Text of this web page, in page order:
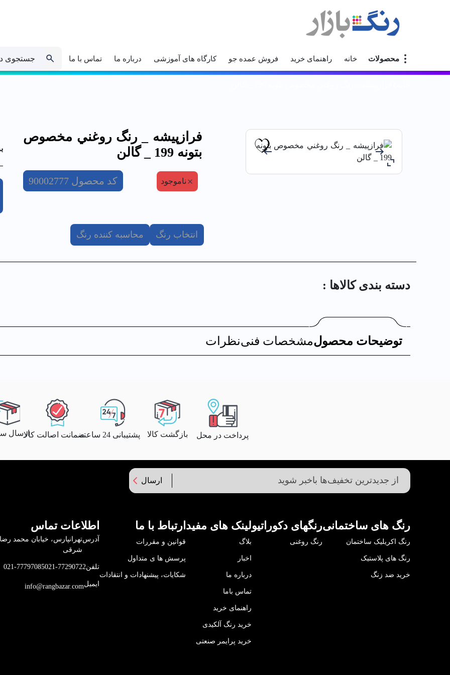
محصولات خانه راهنمای خرید فروش عمده جو کارگاه های آموزشی درباره ما تماس با ما جستجوی
فرازپيشه _ رنگ روغني مخصوص
بتونه 199 _ گالن
ناموجود کد محصول 90002777
انتخاب رنگ محاسبه کننده رنگ
دسته بندی کالا‌ها :
توضیحات محصولمشخصات فنینظرات
پرداخت در محل بازگشت کالا پشتیبانی 24 ساعته ضمانت اصالت کالاارسال
ارسال
رنگ های ساختمانی
رنگ اکریلیک ساختمان
رنگ های پلاستیک
خرید ضد زنگ
رنگهای دکوراتیو
رنگ روغنی
لینک های مفید
بلاگ
اخبار
درباره ما
تماس باما
راهنمای خرید
خرید رنگ آلکیدی
خرید پرایمر صنعتی
ارتباط با ما
قوانین و مقررات
پرسش ها ی متداول
شکایات، پیشنهادات و انتقادات
اطلاعات تماس
آدرس
شرقی
تلفن021-77290722
021-77797085
ایمیلinfo@rangbazar.com